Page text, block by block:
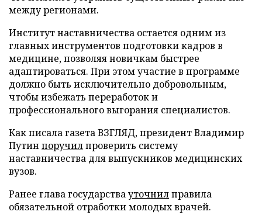
между регионами.
Институт наставничества остается одним из
главных инструментов подготовки кадров в
медицине, позволяя новичкам быстрее
адаптироваться. При этом участие в программе
должно быть исключительно добровольным,
чтобы избежать переработок и
профессионального выгорания специалистов.
Как писала газета ВЗГЛЯД, президент Владимир
Путин поручилпроверить систему
наставничества для выпускников медицинских
вузов.
Ранее глава государствауточнилправила
обязательной отработки молодых врачей.